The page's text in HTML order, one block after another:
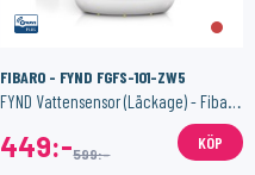
FIBARO - FYND FGFS-101-ZW5
FYND Vattensensor (Läckage) - Fibaro Flood Sensor
449:-599:-
KÖP